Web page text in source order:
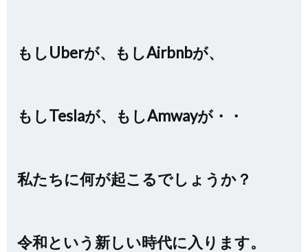
もしUberが、もしAirbnbが、
もしTeslaが、もしAmwayが・・
私たちに何が起こるでしょうか？
令和という新しい時代に入ります。